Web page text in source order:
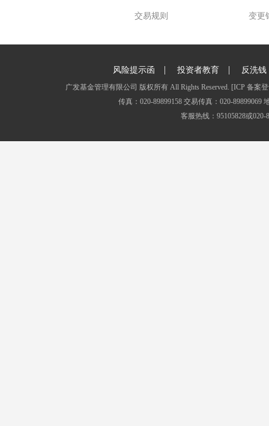
交易规则 变更
风险提示函 | 投资者教育 | 反洗钱
广发基金管理有限公司 版权所有 All Rights Reserved. [ICP 备案
传真：020-89899158 交易传真：020-
客服热线：95105828或020-